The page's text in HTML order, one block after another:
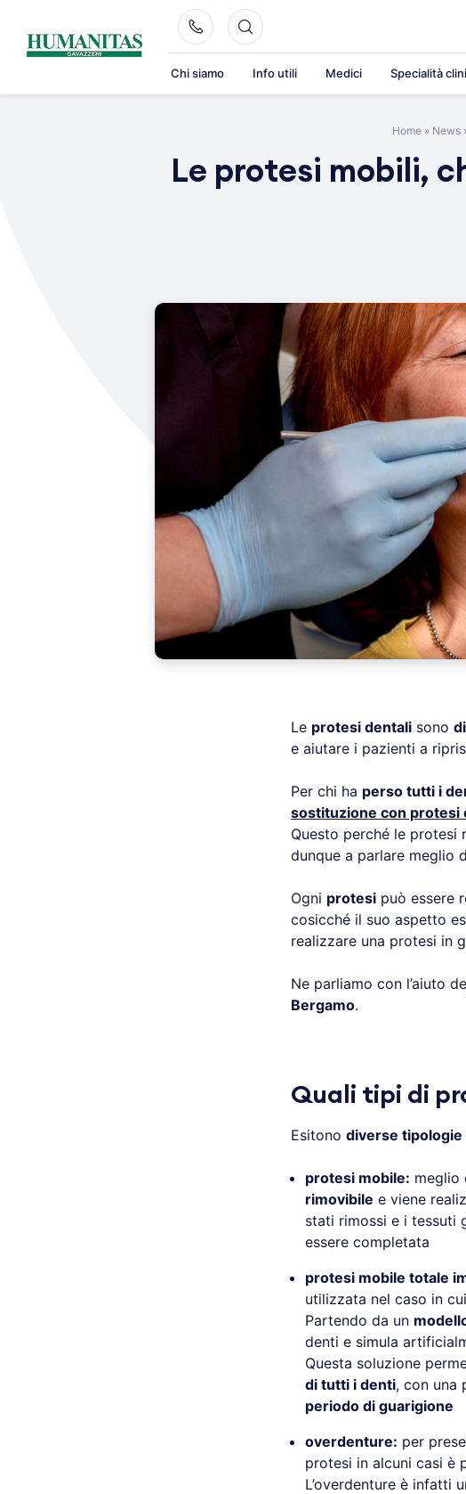
content
Chi siamo Info utili Medici Specialità
Home » News
Le protesi mobili,
Le protesi dentali sono
e aiutare i pazienti a
Per chi ha perso tutti i
sostituzione con protesi
Questo perché le protesi
dunque a parlare meglio
Ogni protesi può essere
cosicché il suo aspetto
realizzare una protesi in
Ne parliamo con l’aiuto
Bergamo.
Quali tipi di
Esitono diverse
protesi mobile: meglio
rimovibile e viene
stati rimossi e i tessuti
essere completata
protesi mobile totale
utilizzata nel caso in
Partendo da un
denti e simula
Questa soluzione
di tutti i denti, con una
periodo di guarigione
overdenture: per
protesi in alcuni casi è
L’overdenture è infatti